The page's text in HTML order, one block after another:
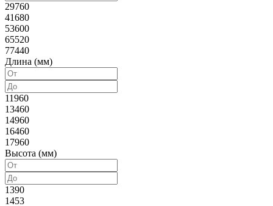
29760
41680
53600
65520
77440
Длина (мм)
11960
13460
14960
16460
17960
Высота (мм)
1390
1453